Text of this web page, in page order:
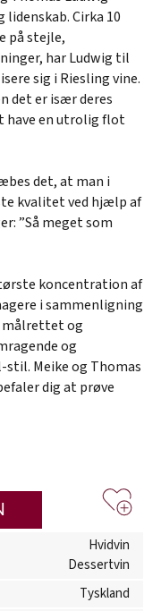
Cirka 10
på stejle,
har Ludwig til
sig i Riesling vine.
det er især deres
have en utrolig flot
det, at man i
kvalitet ved hjælp af
”Så meget som
koncentration af
i sammenligning
målrettet og
og
Meike og Thomas
dig at prøve
Hvidvin
Dessertvin
Tyskland